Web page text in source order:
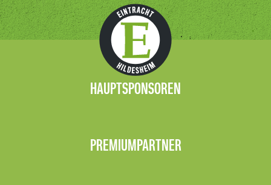
HAUPTSPONSOREN
PREMIUMPARTNER